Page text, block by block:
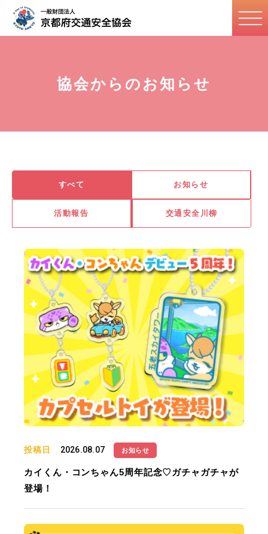
協会からのお知らせ
すべて お知らせ
活動報告 交通安全川柳
投稿日 2026.08.07 お知らせ
カイくん・コンちゃん5周年記念♡ガチャガチャが
登場！